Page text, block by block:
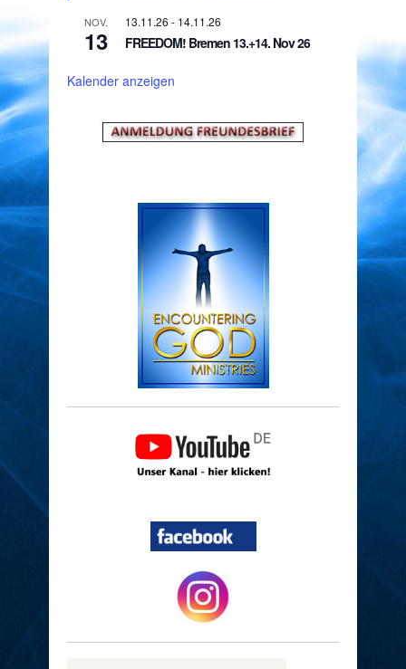
NOV.
13
13.11.26 - 14.11.26
FREEDOM! Bremen 13.+14. Nov 26
Kalender anzeigen